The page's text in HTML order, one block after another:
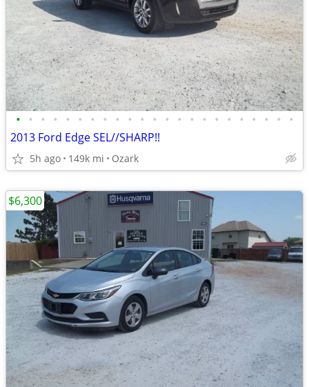
• • • • • • • • • • • • • • • • • • • • • • •
2013 Ford Edge SEL//SHARP!!
5h ago 149k mi Ozark
$6,300